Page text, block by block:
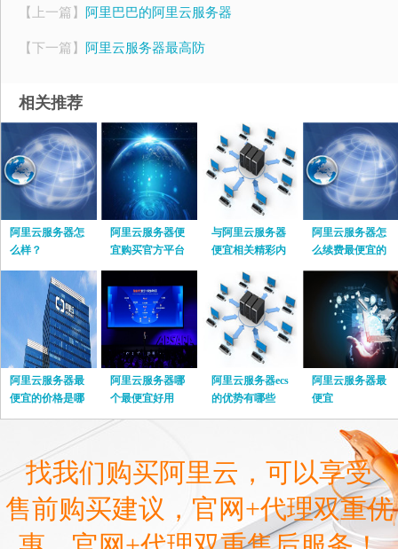
【上一篇】 阿里巴巴的阿里云服务器
【下一篇】 阿里云服务器最高防
相关推荐
阿里云服务器怎
么样？
阿里云服务器便
宜购买官方平台
与阿里云服务器
便宜相关精彩内
阿里云服务器怎
么续费最便宜的
阿里云服务器最
便宜的价格是哪
个
阿里云服务器哪
个最便宜好用
阿里云服务器ecs
的优势有哪些
阿里云服务器最
便宜
找我们购买阿里云，可以享受
售前购买建议，官网+代理双重优